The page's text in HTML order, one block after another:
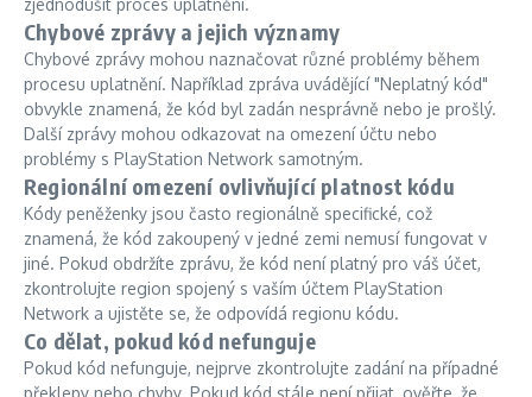
zjednodušit proces uplatnění.
Chybové zprávy a jejich významy
Chybové zprávy mohou naznačovat různé problémy během
procesu uplatnění. Například zpráva uvádějící "Neplatný kód"
obvykle znamená, že kód byl zadán nesprávně nebo je prošlý.
Další zprávy mohou odkazovat na omezení účtu nebo
problémy s PlayStation Network samotným.
Regionální omezení ovlivňující platnost kódu
Kódy peněženky jsou často regionálně specifické, což
znamená, že kód zakoupený v jedné zemi nemusí fungovat v
jiné. Pokud obdržíte zprávu, že kód není platný pro váš účet,
zkontrolujte region spojený s vaším účtem PlayStation
Network a ujistěte se, že odpovídá regionu kódu.
Co dělat, pokud kód nefunguje
Pokud kód nefunguje, nejprve zkontrolujte zadání na případné
překlepy nebo chyby. Pokud kód stále není přijat, ověřte, že